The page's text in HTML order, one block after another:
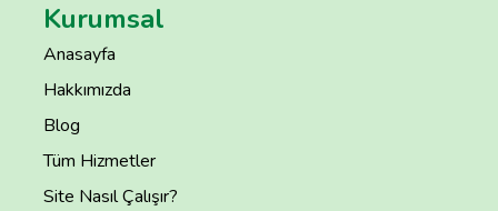
Kurumsal
Anasayfa
Hakkımızda
Blog
Tüm Hizmetler
Site Nasıl Çalışır?